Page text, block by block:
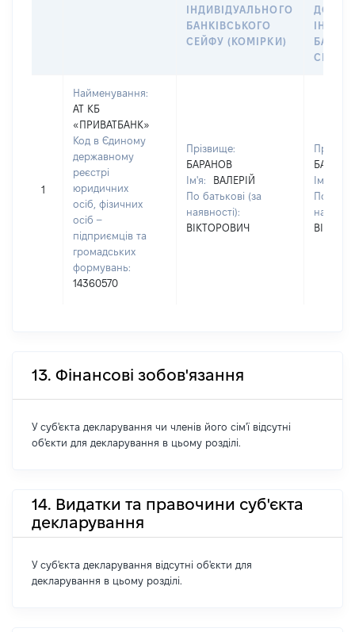
ІНДИВІДУАЛЬНОГО
БАНКІВСЬКОГО
СЕЙФУ (КОМІРКИ)
СЕЙФУ
1
Найменування:
АТ КБ
«ПРИВАТБАНК»
Код в Єдиному
державному
реєстрі
юридичних
осіб, фізичних
осіб –
підприємців та
громадських
формувань:
14360570
Прізвище:
БАРАНОВ
Ім'я:
ВАЛЕРІЙ
По батькові (за
наявності):
ВІКТОРОВИЧ
Ім'я:
По
13. Фінансові зобов'язання
У суб'єкта декларування чи членів його сім'ї відсутні
об'єкти для декларування в цьому розділі.
14. Видатки та правочини суб'єкта
декларування
У суб'єкта декларування відсутні об'єкти для
декларування в цьому розділі.